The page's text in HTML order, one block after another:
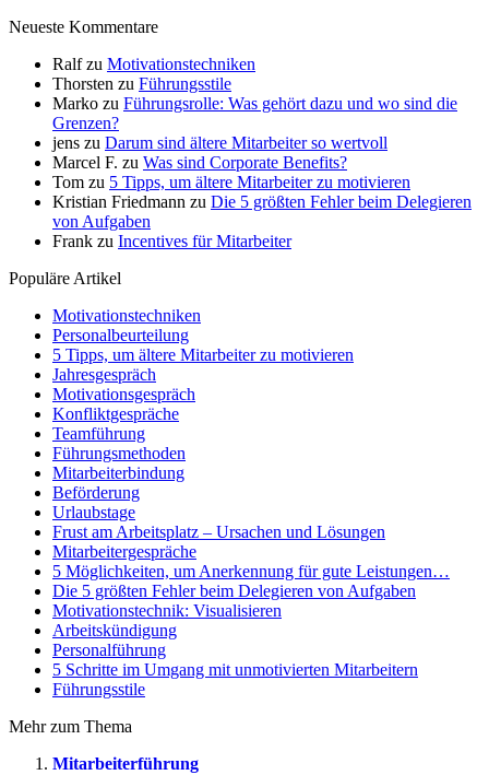
Neueste Kommentare
Ralfzu Motivationstechniken
Thorsten zu Führungsstile
Marko zu Führungsrolle: Was gehört dazu und wo sind die
Grenzen?
jens zu Darum sind ältere Mitarbeiter so wertvoll
Marcel F. zu Was sind Corporate Benefits?
Tom zu 5 Tipps, um ältere Mitarbeiter zu motivieren
Kristian Friedmann zu Die 5 größten Fehler beim Delegieren
von Aufgaben
Frank zu Incentives für Mitarbeiter
Populäre Artikel
Motivationstechniken
Personalbeurteilung
5 Tipps, um ältere Mitarbeiter zu motivieren
Jahresgespräch
Motivationsgespräch
Konfliktgespräche
Teamführung
Führungsmethoden
Mitarbeiterbindung
Beförderung
Urlaubstage
Frust am Arbeitsplatz – Ursachen und Lösungen
Mitarbeitergespräche
5 Möglichkeiten, um Anerkennung für gute Leistungen…
Die 5 größten Fehler beim Delegieren von Aufgaben
Motivationstechnik: Visualisieren
Arbeitskündigung
Personalführung
5 Schritte im Umgang mit unmotivierten Mitarbeitern
Führungsstile
Mehr zum Thema
Mitarbeiterführung